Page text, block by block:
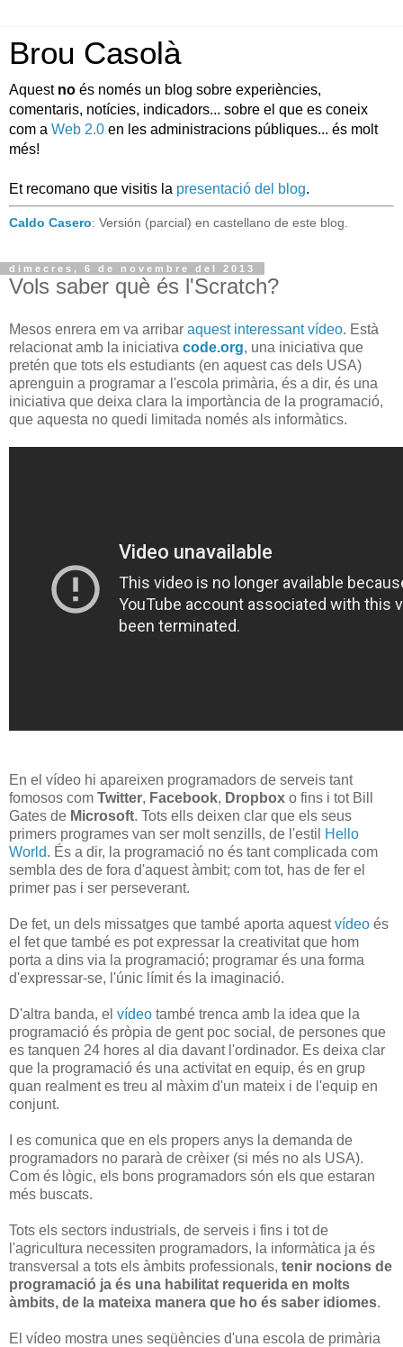
Brou Casolà
Aquest no és només un blog sobre experiències,
comentaris, notícies, indicadors... sobre el que es coneix
com a Web 2.0 en les administracions públiques... és molt
més!
Et recomano que visitis la presentació del blog.
Caldo Casero: Versión (parcial) en castellano de este blog.
dimecres, 6 de novembre del 2013
Vols saber què és l'Scratch?
Mesos enrera em va arribar aquest interessant vídeo. Està
relacionat amb la iniciativa code.org, una iniciativa que
pretén que tots els estudiants (en aquest cas dels USA)
aprenguin a programar a l'escola primària, és a dir, és una
iniciativa que deixa clara la importància de la programació,
que aquesta no quedi limitada només als informàtics.
En el vídeo hi apareixen programadors de serveis tant
fomosos com Twitter, Facebook, Dropbox o fins i tot Bill
Gates de Microsoft. Tots ells deixen clar que els seus
primers programes van ser molt senzills, de l'estil
Hello
World. És a dir, la programació no és tant complicada com
sembla des de fora d'aquest àmbit; com tot, has de fer el
primer pas i ser perseverant.
De fet, un dels missatges que també aporta aquestvídeo és
el fet que també es pot expressar la creativitat que hom
porta a dins via la programació; programar és una forma
d'expressar-se, l'únic límit és la imaginació.
D'altra banda, el vídeo també trenca amb la idea que la
programació és pròpia de gent poc social, de persones que
es tanquen 24 hores al dia davant l'ordinador. Es deixa clar
que la programació és una activitat en equip, és en grup
quan realment es treu al màxim d'un mateix i de l'equip en
conjunt.
I es comunica que en els propers anys la demanda de
programadors no pararà de crèixer (si més no als USA).
Com és lògic, els bons programadors són els que estaran
més buscats.
Tots els sectors industrials, de serveis i fins i tot de
l'agricultura necessiten programadors, la informàtica ja és
transversal a tots els àmbits professionals, tenir nocions de
programació ja és una habilitat requerida en molts
àmbits, de la mateixa manera que ho és saber idiomes.
El vídeo mostra unes seqüències d'una escola de primària